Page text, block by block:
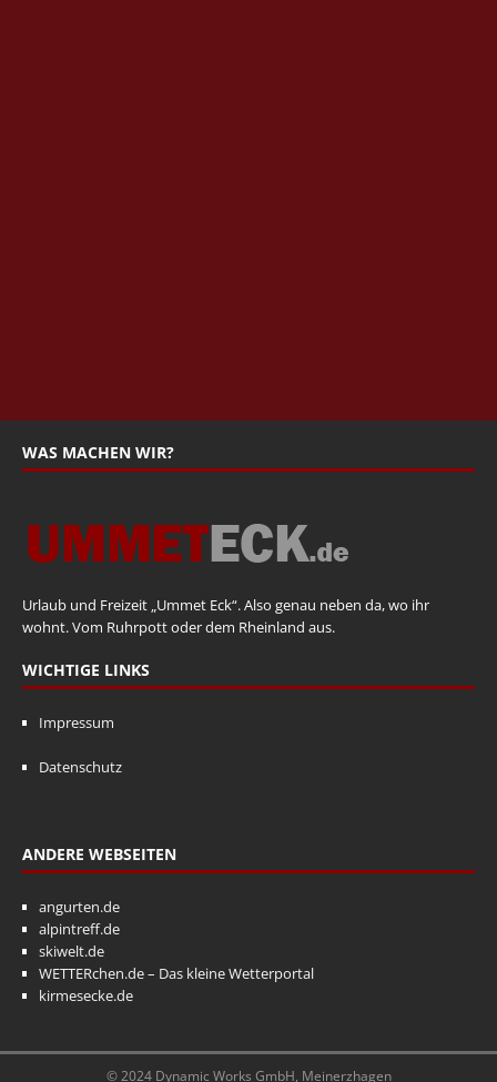
WAS MACHEN WIR?
Urlaub und Freizeit „Ummet Eck“. Also genau neben da, wo ihr
wohnt. Vom Ruhrpott oder dem Rheinland aus.
WICHTIGE LINKS
Impressum
Datenschutz
ANDERE WEBSEITEN
angurten.de
alpintreff.de
skiwelt.de
WETTERchen.de – Das kleine Wetterportal
kirmesecke.de
© 2024 Dynamic Works GmbH, Meinerzhagen